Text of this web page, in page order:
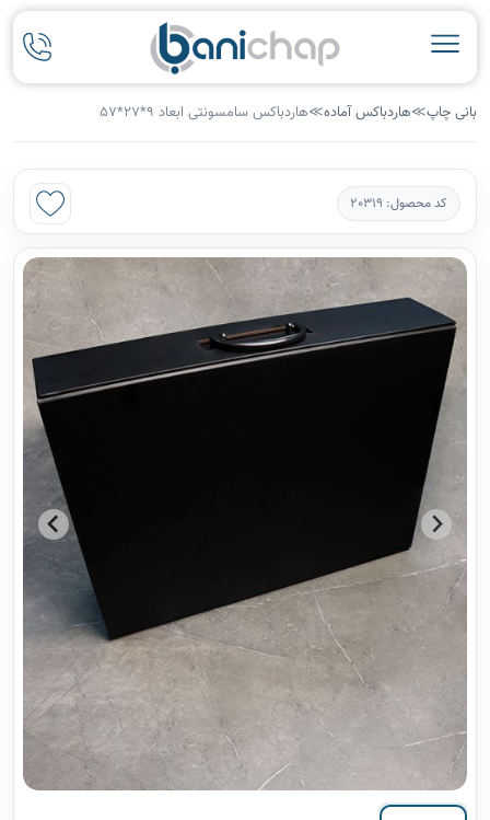
بانی چاپ≫هاردباکس آماده≫هاردباکس سامسونتی ابعاد 9*27*57
کد محصول: 20319